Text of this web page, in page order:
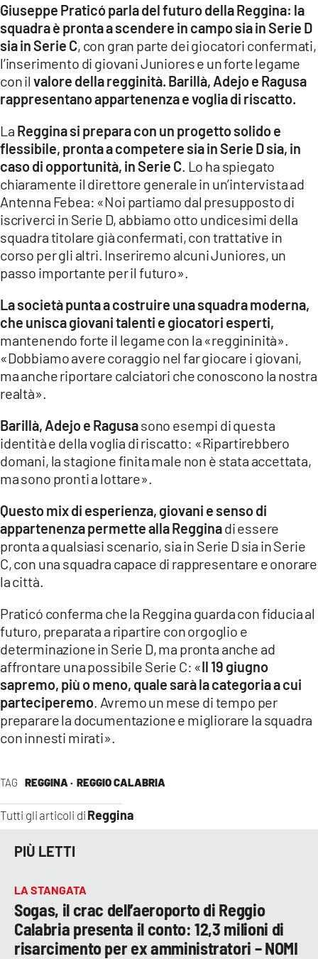
Network
LACPLAY.IT
LACTV.IT
LACONAIR.IT
LACITYMAG.IT
ILREGGINO.IT
COSENZACHANNEL.IT
ILVIBONESE.IT
CATANZAROCHANNEL.IT
LACAPITALENEWS.IT
App
ANDROID
APPLE
TAG REGGINA · REGGIO CALABRIA
Tutti gli articoli di Reggina
Giuseppe Praticó parla del futuro della Reggina: la
squadra è pronta a scendere in campo sia in Serie D
sia in Serie C, con gran parte dei giocatori confermati,
l’inserimento di giovani Juniores e un forte legame
con il valore della regginità. Barillà, Adejo e Ragusa
rappresentano appartenenza e voglia di riscatto.
La Reggina si prepara con un progetto solido e
flessibile, pronta a competere sia in Serie D sia, in
caso di opportunità, in Serie C . Lo ha spiegato
chiaramente il direttore generale in un’intervista ad
Antenna Febea: «Noi partiamo dal presupposto di
iscriverci in Serie D, abbiamo otto undicesimi della
squadra titolare già confermati, con trattative in
corso per gli altri. Inseriremo alcuni Juniores, un
passo importante per il futuro».
La società punta a costruire una squadra moderna,
che unisca giovani talenti e giocatori esperti,
mantenendo forte il legame con la «reggininità».
«Dobbiamo avere coraggio nel far giocare i giovani,
ma anche riportare calciatori che conoscono la nostra
realtà».
Barillà, Adejo e Ragusasono esempi di questa
identità e della voglia di riscatto: «Ripartirebbero
domani, la stagione finita male non è stata accettata,
ma sono pronti a lottare».
Questo mix di esperienza, giovani e senso di
appartenenza permette alla Regginadi essere
pronta a qualsiasi scenario, sia in Serie D sia in Serie
C, con una squadra capace di rappresentare e onorare
la città.
Praticó conferma che la Reggina guarda con fiducia al
futuro, preparata a ripartire con orgoglio e
determinazione in Serie D, ma pronta anche ad
affrontare una possibile Serie C: «Il 19 giugno
sapremo, più o meno, quale sarà la categoria a cui
parteciperemo . Avremo un mese di tempo per
preparare la documentazione e migliorare la squadra
con innesti mirati».
PIÙ LETTI
LA STANGATA
Sogas, il crac dell’aeroporto di Reggio
Calabria presenta il conto: 12,3 milioni di
risarcimento per ex amministratori – NOMI